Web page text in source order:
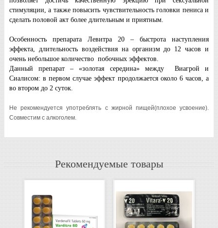
стимуляции, а также повысить чувствительность головки пениса и
сделать половой акт более длительным и приятным.
Особенность препарата Левитра 20 – быстрота наступления
эффекта, длительность воздействия на организм до 12 часов и
очень небольшое количество побочных эффектов.
Данный препарат – «золотая середина» между Виагрой и
Сиалисом: в первом случае эффект продолжается около 6 часов, а
во втором до 2 суток.
Не рекомендуется употреблять с жирной пищей(плохое усвоение).
Совместим с алкоголем.
Рекомендуемые товары